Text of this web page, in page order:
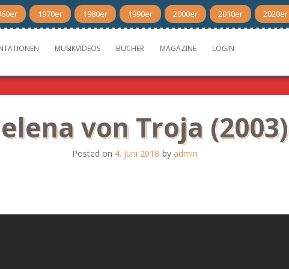
1970er 1980er 1990er 2000er 2010er 2020er
MUSIKVIDEOS BÜCHER MAGAZINE LOGIN
von Troja (2003)
Posted on 4. Juni 2018 by admin